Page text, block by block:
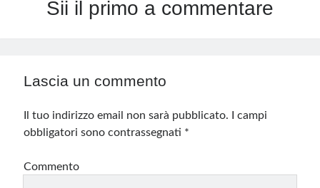
Sii il primo a commentare
Lascia un commento
Il tuo indirizzo email non sarà pubblicato.
I campi
obbligatori sono contrassegnati *
Commento